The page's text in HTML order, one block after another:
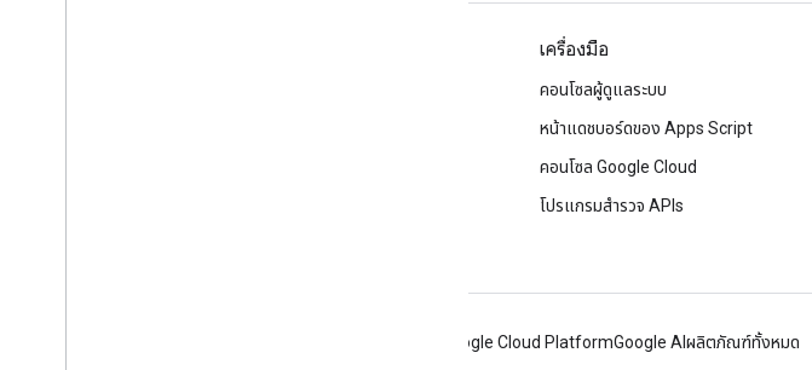
เครื่องมือ
คอนโซลผู้ดูแลระบบ
หน้าแดชบอร์ดของ Apps Script
คอนโซล Google Cloud
โปรแกรมสำรวจ APIs
Google Cloud PlatformGoogle AI ผลิตภัณฑ์ทั้งหมด